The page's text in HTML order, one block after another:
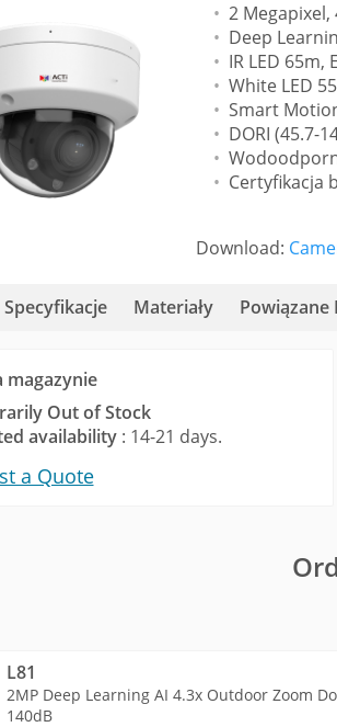
2 Megapixel,
Deep
IR LED 65m,
White LED
Smart
DORI (45.7-
Certyfikacja
Download:
Specyfikacje Materiały
magazynie
Out of Stock
availability: 14-21 days.
a Quote
L81
2MP Deep Learning AI 4.3x Outdoor Zoom
140dB